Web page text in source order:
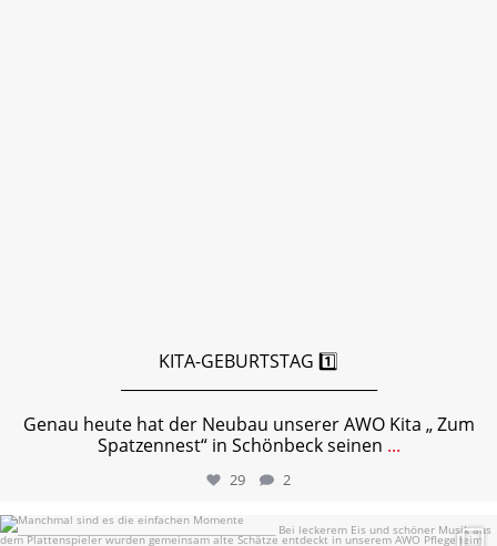
KITA-GEBURTSTAG 1️⃣
Genau heute hat der Neubau unserer AWO Kita „ Zum
Spatzennest“ in Schönbeck seinen ...
29 2
Manchmal sind es die einfachen Momente...